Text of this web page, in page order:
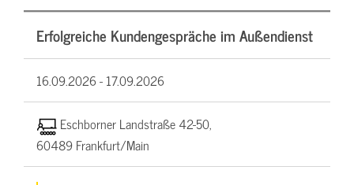
Erfolgreiche Kundengespräche im Außendienst
16.09.2026 -17.09.2026
Eschborner Landstraße 42-50,
60489 Frankfurt/Main